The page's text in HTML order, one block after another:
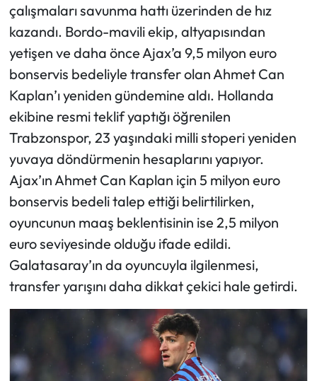
çalışmaları savunma hattı üzerinden de hız
kazandı. Bordo-mavili ekip, altyapısından
yetişen ve daha önce Ajax’a 9,5 milyon euro
bonservis bedeliyle transfer olan Ahmet Can
Kaplan’ı yeniden gündemine aldı. Hollanda
ekibine resmi teklif yaptığı öğrenilen
Trabzonspor, 23 yaşındaki milli stoperi yeniden
yuvaya döndürmenin hesaplarını yapıyor.
Ajax’ın Ahmet Can Kaplan için 5 milyon euro
bonservis bedeli talep ettiği belirtilirken,
oyuncunun maaş beklentisinin ise 2,5 milyon
euro seviyesinde olduğu ifade edildi.
Galatasaray’ın da oyuncuyla ilgilenmesi,
transfer yarışını daha dikkat çekici hale getirdi.
Ekonomi
Sağlık
Turizm